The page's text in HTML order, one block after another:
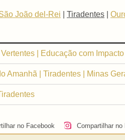
João del-Rei Tiradentes
Vertentes | Educação com
Amanhã | Tiradentes | Minas
no Facebook Compartilhar no